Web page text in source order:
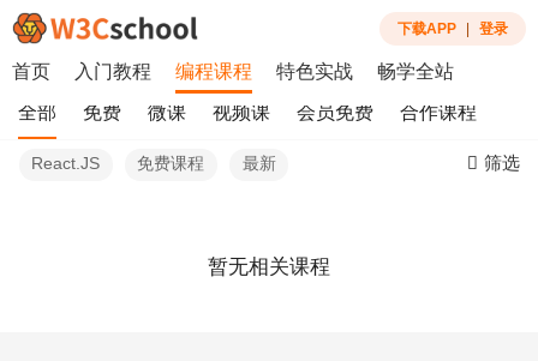
下载APP 登录
首页 入门教程 编程课程 特色实战 畅学全站
全部 免费 微课 视频课 会员免费 合作课程
React.JS 免费课程 最新 筛选
暂无相关课程